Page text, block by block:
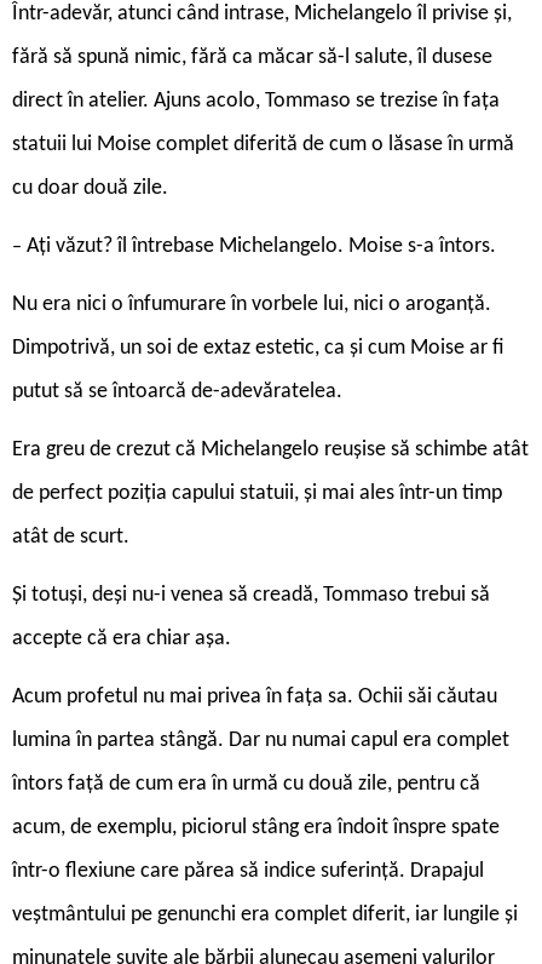
Într-adevăr, atunci când intrase, Michelangelo îl privise și,
fără să spună nimic, fără ca măcar să-l salute, îl dusese
direct în atelier. Ajuns acolo, Tommaso se trezise în fața
statuii lui Moise complet diferită de cum o lăsase în urmă
cu doar două zile.
– Ați văzut? îl întrebase Michelangelo. Moise s-a întors.
Nu era nici o înfumurare în vorbele lui, nici o aroganță.
Dimpotrivă, un soi de extaz estetic, ca și cum Moise ar fi
putut să se întoarcă de-adevăratelea.
Era greu de crezut că Michelangelo reușise să schimbe atât
de perfect poziția capului statuii, și mai ales într-un timp
atât de scurt.
Și totuși, deși nu-i venea să creadă, Tommaso trebui să
accepte că era chiar așa.
Acum profetul nu mai privea în fața sa. Ochii săi căutau
lumina în partea stângă. Dar nu numai capul era complet
întors față de cum era în urmă cu două zile, pentru că
acum, de exemplu, piciorul stâng era îndoit înspre spate
într-o flexiune care părea să indice suferință. Drapajul
veștmântului pe genunchi era complet diferit, iar lungile și
minunatele șuvițe ale bărbii alunecau asemeni valurilor